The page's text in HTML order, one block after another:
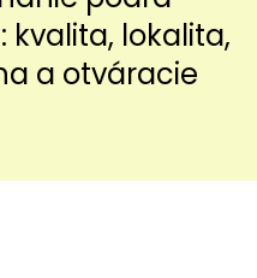
kvalita, lokalita,
a otváracie